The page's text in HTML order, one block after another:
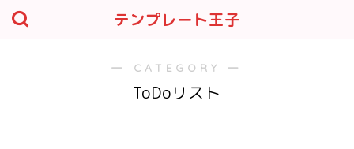
テンプレート王子
― CATEGORY ―
ToDoリスト